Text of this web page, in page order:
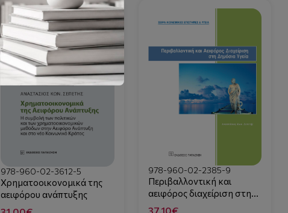
978-960-02-3612-5
Χρηματοοικονομικά της
αειφόρου ανάπτυξης
978-960-02-2385-9
Περιβαλλοντική και
αειφόρος διαχείριση στη
δημόσια υγεία
37.10€